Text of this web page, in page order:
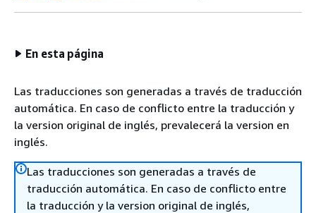
En esta página
Las traducciones son generadas a través de traducción
automática. En caso de conflicto entre la traducción y
la version original de inglés, prevalecerá la version en
inglés.
Las traducciones son generadas a través de
traducción automática. En caso de conflicto entre
la traducción y la version original de inglés,